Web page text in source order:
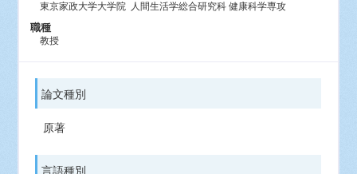
東京家政大学大学院 人間生活学総合研究科 健康科学専攻
職種
教授
論文種別
原著
言語種別